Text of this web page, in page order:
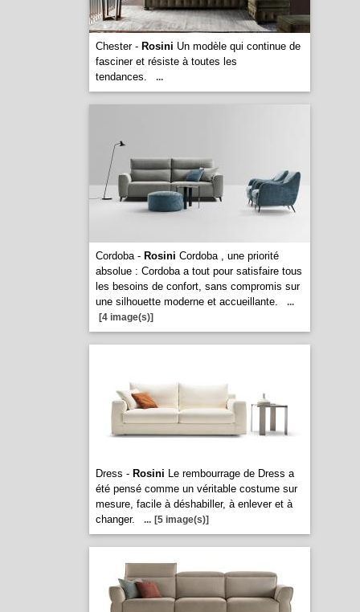
Chester - Rosini Un modèle qui continue de
fasciner et résiste à toutes les
tendances.
...
Cordoba - Rosini Cordoba , une priorité
absolue : Cordoba a tout pour satisfaire tous
les besoins de confort, sans compromis sur
une silhouette moderne et accueillante.
...
[4 image(s)]
Dress - Rosini Le rembourrage de Dress a
été pensé comme un véritable costume sur
mesure, facile à déshabiller, à enlever et à
changer.
... [5 image(s)]